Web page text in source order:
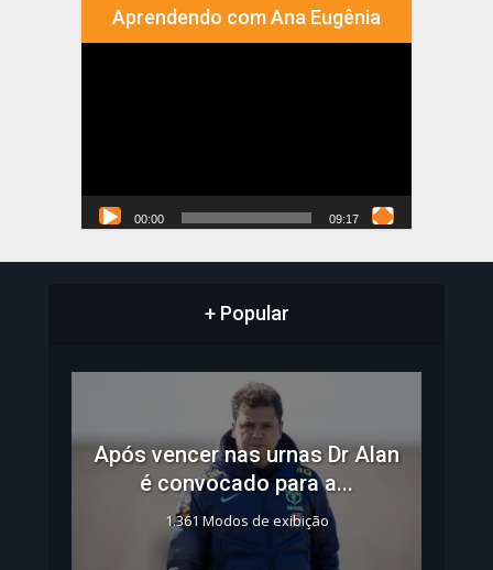
Aprendendo com Ana Eugênia
00:00 09:17
+ Popular
Após vencer nas urnas Dr Alan
é convocado para a...
1.361 Modos de exibição